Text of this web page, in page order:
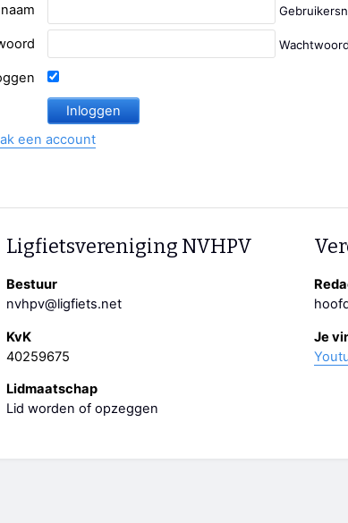
Paastreffen
Oliebollentocht
Lokale
een account
Ligfietsvereniging NVHPV
Bestuur
nvhpv@ligfiets.net
KvK
40259675
Lidmaatschap
Lid worden of opzeggen
Je